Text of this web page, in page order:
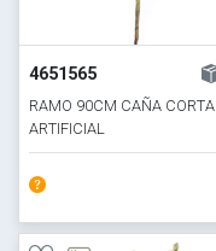
4651565
RAMO 90CM CAÑA CORTA
ARTIFICIAL